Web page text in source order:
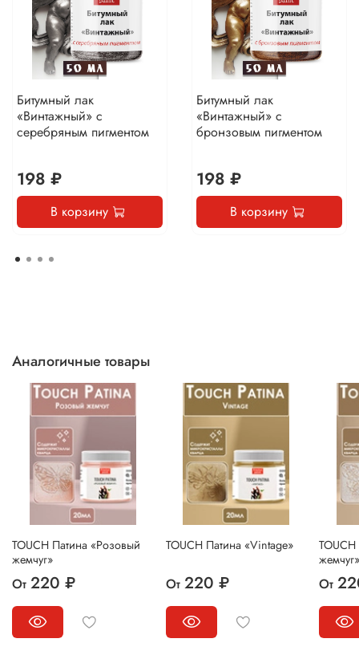
Битумный лак
«Винтажный» с
серебряным пигментом
198 ₽
В корзину
Битумный лак
«Винтажный» с
бронзовым пигментом
198 ₽
В корзину
Аналогичные товары
TOUCH Патина «Розовый
жемчуг»
От 220 ₽
TOUCH Патина «Vintage»
От 220 ₽
жемчуг»
От